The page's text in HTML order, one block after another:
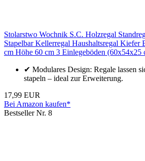
Stolarstwo Wochnik S.C. Holzregal
Stapelbar Kellerregal Haushaltsregal Kiefer
cm Höhe 60 cm 3 Einlegeböden (60x54x25
✔ Modulares Design: Regale lassen
stapeln – ideal zur Erweiterung.
17,99 EUR
Bei Amazon kaufen*
Bestseller Nr. 8